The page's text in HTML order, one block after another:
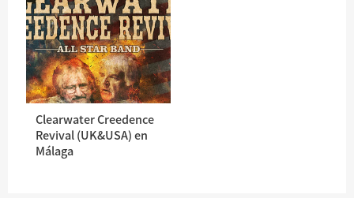
Clearwater Creedence
Revival (UK&USA) en
Málaga